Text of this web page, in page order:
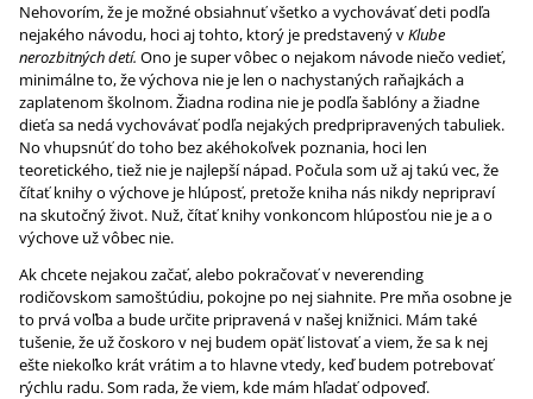
Nehovorím, že je možné obsiahnuť všetko a vychovávať deti podľa
nejakého návodu, hoci aj tohto, ktorý je predstavený vKlube
nerozbitných detí. Ono je super vôbec o nejakom návode niečo vedieť,
minimálne to, že výchova nie je len o nachystaných raňajkách a
zaplatenom školnom. Žiadna rodina nie je podľa šablóny a žiadne
dieťa sa nedá vychovávať podľa nejakých predpripravených tabuliek.
No vhupsnúť do toho bez akéhokoľvek poznania, hoci len
teoretického, tiež nie je najlepší nápad. Počula som už aj takú vec, že
čítať knihy o výchove je hlúposť, pretože kniha nás nikdy nepripraví
na skutočný život. Nuž, čítať knihy vonkoncom hlúposťou nie je a o
výchove už vôbec nie.
Ak chcete nejakou začať, alebo pokračovať v neverending
rodičovskom samoštúdiu, pokojne po nej siahnite. Pre mňa osobne je
to prvá voľba a bude určite pripravená v našej knižnici. Mám také
tušenie, že už čoskoro v nej budem opäť listovať a viem, že sa k nej
ešte niekoľko krát vrátim a to hlavne vtedy, keď budem potrebovať
rýchlu radu. Som rada, že viem, kde mám hľadať odpoveď.